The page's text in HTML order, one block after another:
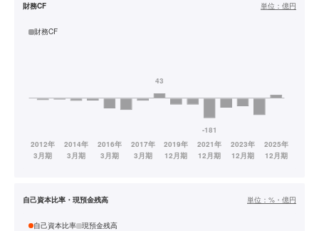
財務CF 単位： 億円
財務CF
自己資本比率・現預金残高 単位： %・億円
自己資本比率 現預金残高